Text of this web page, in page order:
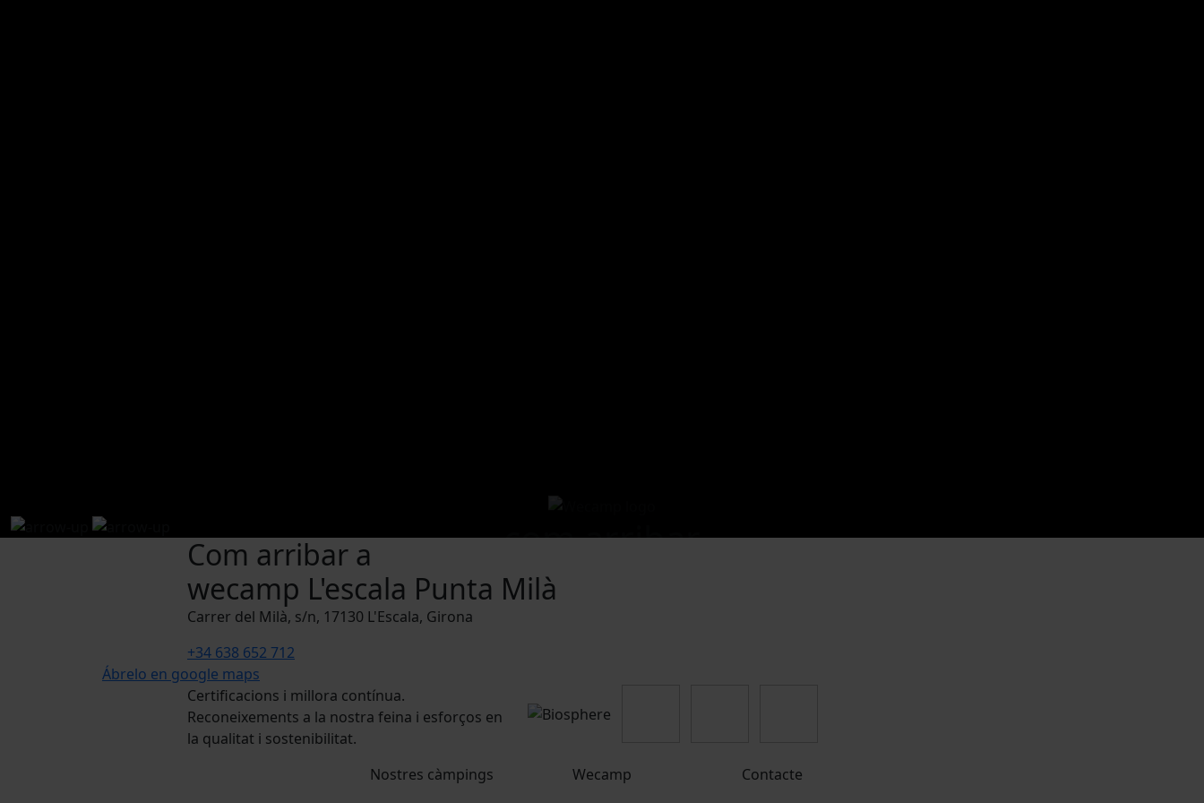
com arribar
Com arribar a
wecamp L'escala Punta Milà
Carrer del Milà, s/n, 17130 L'Escala, Girona
+34 638 652 712
Ábrelo en google maps
Certificacions i millora contínua.
Reconeixements a la nostra feina i esforços en
la qualitat i sostenibilitat.
Nostres càmpings
Wecamp
Contacte